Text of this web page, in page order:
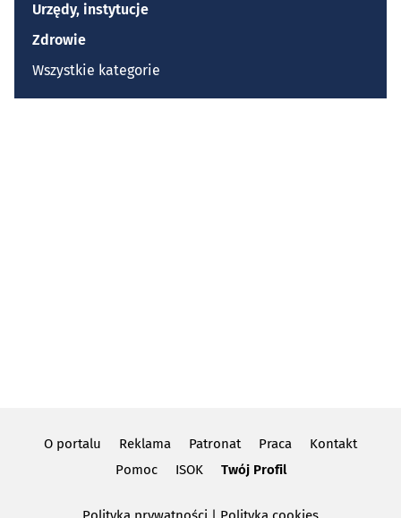
Urzędy, instytucje
Zdrowie
Wszystkie kategorie
O portalu Reklama Patronat Praca
Kontakt
Pomoc
ISOK Twój Profil